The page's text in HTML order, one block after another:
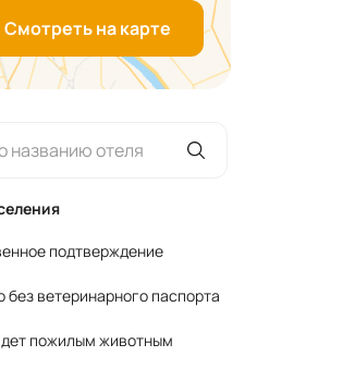
Смотреть на карте
подтверждение
ветеринарного паспорта
пожилым животным